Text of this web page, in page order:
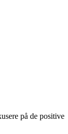
på de positive